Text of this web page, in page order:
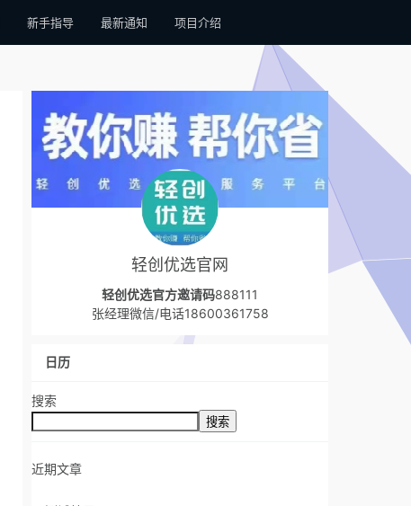
新手指导 最新通知 项目介绍
轻创优选官网
轻创优选官方邀请码888111
张经理微信/电话18600361758
日历
搜索
搜索
近期文章